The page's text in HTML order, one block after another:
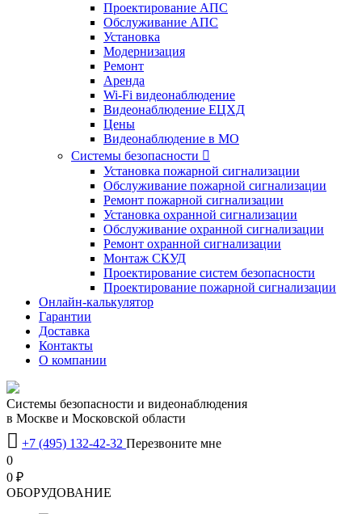
Проектирование АПС
Обслуживание АПС
Установка
Модернизация
Ремонт
Аренда
Wi-Fi видеонаблюдение
Видеонаблюдение ЕЦХД
Цены
Видеонаблюдение в МО
Системы безопасности 
Установка пожарной сигнализации
Обслуживание пожарной сигнализации
Ремонт пожарной сигнализации
Установка охранной сигнализации
Обслуживание охранной сигнализации
Ремонт охранной сигнализации
Монтаж СКУД
Проектирование систем безопасности
Проектирование пожарной сигнализации
Онлайн-калькулятор
Гарантии
Доставка
Контакты
О компании
Системы безопасности и видеонаблюдения
в Москве и Московской области
 +7 (495) 132-42-32 Перезвоните мне
0
0 ₽
OБОРУДОВАНИЕ